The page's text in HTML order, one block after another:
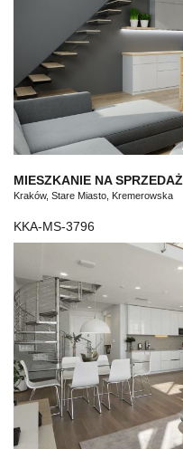
MIESZKANIE NA SPRZEDAŻ
Kraków, Stare Miasto, Kremerowska
KKA-MS-3796